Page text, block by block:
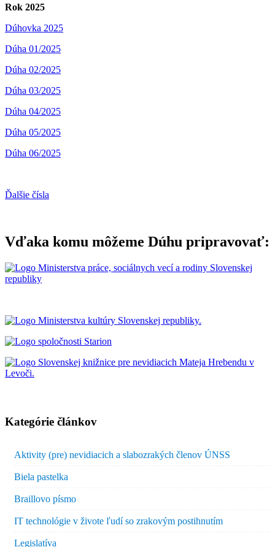
Rok 2025
Dúhovka 2025
Dúha 01/2025
Dúha 02/2025
Dúha 03/2025
Dúha 04/2025
Dúha 05/2025
Dúha 06/2025
Ďalšie čísla
Vďaka komu môžeme Dúhu pripravovať:
Kategórie článkov
Aktivity (pre) nevidiacich a slabozrakých členov ÚNSS
Biela pastelka
Braillovo písmo
IT technológie v živote ľudí so zrakovým postihnutím
Legislatíva